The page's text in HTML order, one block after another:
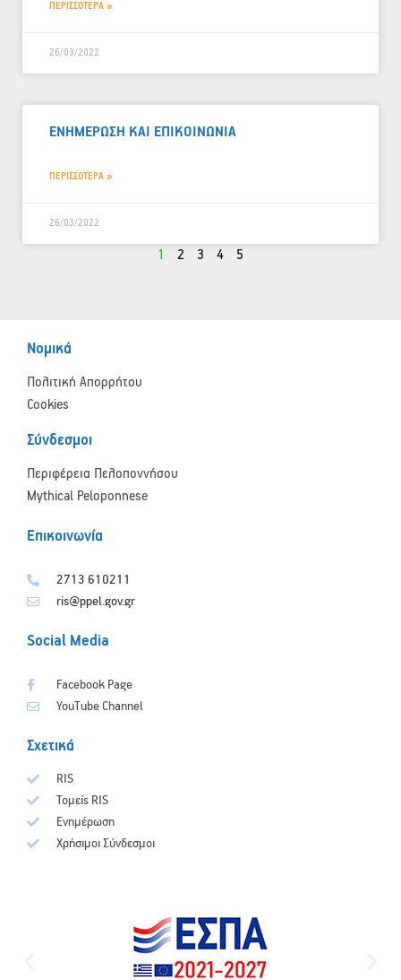
ΠΕΡΙΣΣΟΤΕΡΑ »
26/03/2022
ΕΝΗΜΕΡΩΣΗ ΚΑΙ ΕΠΙΚΟΙΝΩΝΙΑ
ΠΕΡΙΣΣΟΤΕΡΑ »
26/03/2022
1 2 3 4 5
Νομικά
Πολιτική Απορρήτου
Cookies
Σύνδεσμοι
Περιφέρεια Πελοποννήσου
Mythical Peloponnese
Επικοινωνία
2713 610211
ris@ppel.gov.gr
Social Media
Facebook Page
YouTube Channel
Σχετικά
RIS
Τομείς RIS
Ενημέρωση
Χρήσιμοι Σύνδεσμοι